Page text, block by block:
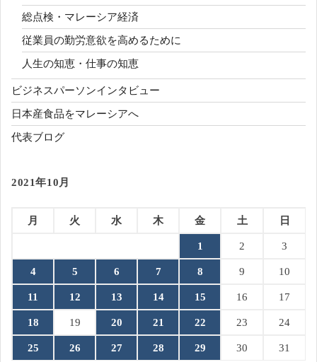
総点検・マレーシア経済
従業員の勤労意欲を高めるために
人生の知恵・仕事の知恵
ビジネスパーソンインタビュー
日本産食品をマレーシアへ
代表ブログ
2021年10月
月 火 水 木 金 土 日
1 2 3
4 5 6 7 8 9 10
11 12 13 14 15 16 17
18 19 20 21 22 23 24
25 26 27 28 29 30
31